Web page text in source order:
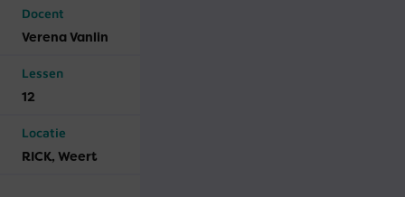
Docent
Verena Vanlin
Lessen
12
Locatie
RICK, Weert